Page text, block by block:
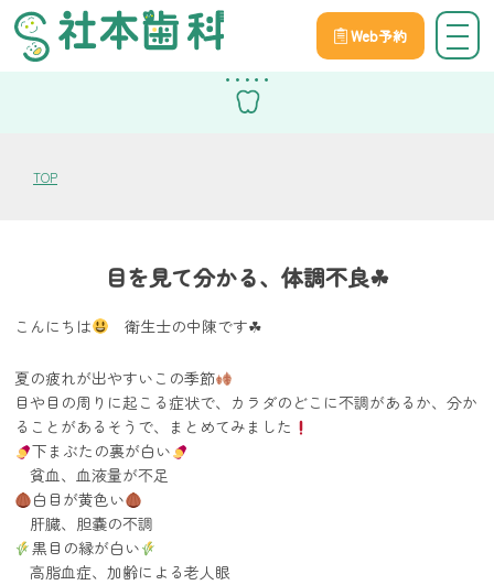
Web予約
スタッフブログ
TOP
目を見て分かる、体調不良☘
こんにちは 衛生士の中陳です☘
夏の疲れが出やすいこの季節
目や目の周りに起こる症状で、カラダのどこに不調があるか、分か
ることがあるそうで、まとめてみました
下まぶたの裏が白い
貧血、血液量が不足
白目が黄色い
肝臓、胆嚢の不調
黒目の縁が白い
高脂血症、加齢による老人眼